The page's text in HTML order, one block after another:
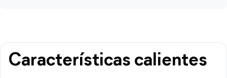
Características calientes